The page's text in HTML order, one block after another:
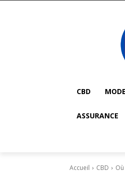
CBD MODE
ASSURANCE
Accueil CBD